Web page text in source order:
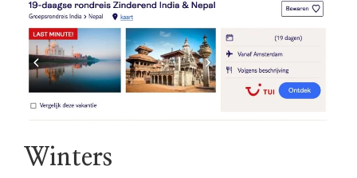
Winters